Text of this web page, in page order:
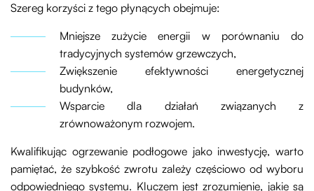
Szereg korzyści z tego płynących obejmuje:
Mniejsze zużycie energii w porównaniu do
tradycyjnych systemów grzewczych,
Zwiększenie efektywności energetycznej
budynków,
Wsparcie dla działań związanych z
zrównoważonym rozwojem.
Kwalifikując ogrzewanie podłogowe jako inwestycję, warto
pamiętać, że szybkość zwrotu zależy częściowo od wyboru
odpowiedniego systemu. Kluczem jest zrozumienie, jakie są